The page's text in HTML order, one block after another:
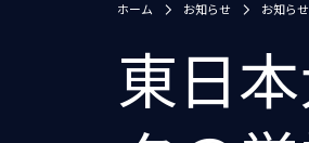
ホーム お知らせ お知ら
東日